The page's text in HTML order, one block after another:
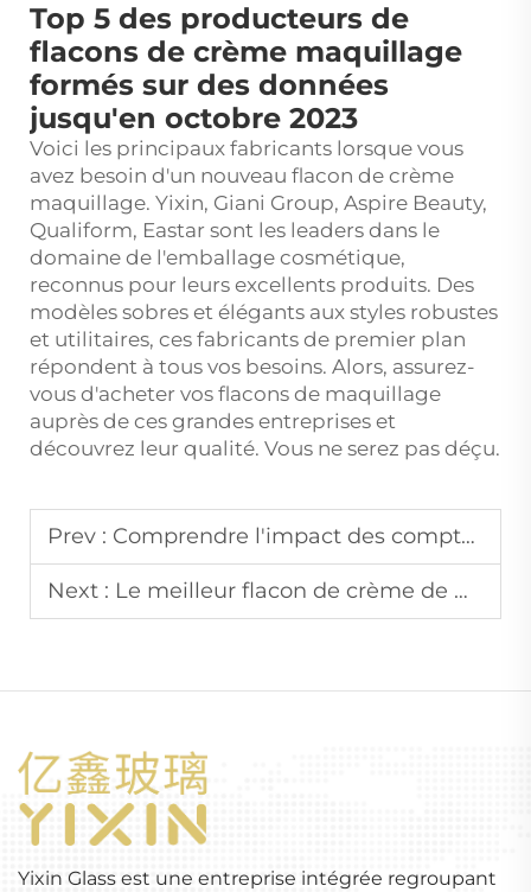
Top 5 des producteurs de
flacons de crème maquillage
formés sur des données
jusqu'en octobre 2023
Voici les principaux fabricants lorsque vous
avez besoin d'un nouveau flacon de crème
maquillage. Yixin, Giani Group, Aspire Beauty,
Qualiform, Eastar sont les leaders dans le
domaine de l'emballage cosmétique,
reconnus pour leurs excellents produits. Des
modèles sobres et élégants aux styles robustes
et utilitaires, ces fabricants de premier plan
répondent à tous vos besoins. Alors, assurez-
vous d'acheter vos flacons de maquillage
auprès de ces grandes entreprises et
découvrez leur qualité. Vous ne serez pas déçu.
Prev : Comprendre l'impact des compte-gouttes cosmétiques sur l'expérience utilisateur
Next : Le meilleur flacon de crème de maquillage pour chaque type de peau et préférence
Yixin Glass est une entreprise intégrée regroupant